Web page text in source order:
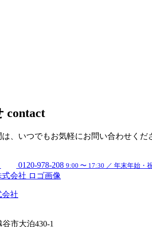
contact
、いつでもお気軽にお問い合わせくだ
0120-978-208 9:00 〜 17:30 ／ 年末年始・
会社
市大泊430-1